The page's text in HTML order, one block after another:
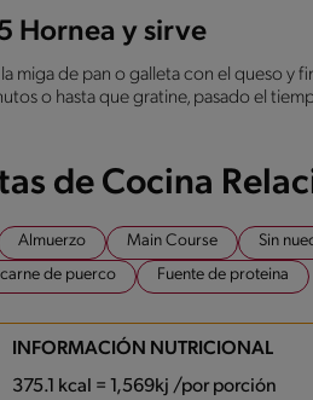
Hornea y sirve
miga de pan o galleta con el queso y
o hasta que gratine, pasado el
de Cocina
Almuerzo Main Course Sin
de puerco
Fuente de proteina
INFORMACIÓN NUTRICIONAL
375.1 kcal = 1,569kj /por porción